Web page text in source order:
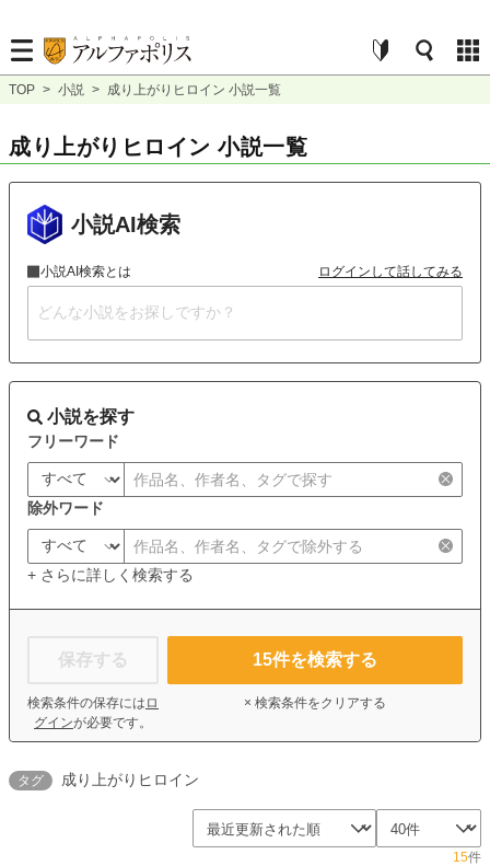
TOP > 小説 > 成り上がりヒロイン 小説一覧
成り上がりヒロイン 小説一覧
小説AI検索
小説AI検索とは ログインして話してみる
小説を探す
フリーワード
除外ワード
+ さらに詳しく検索する
保存する
検索条件の保存には ロ
グインが必要です。
15件を検索する
× 検索条件をクリアする
タグ 成り上がりヒロイン
15件